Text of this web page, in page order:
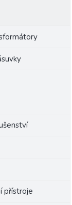
přístroje